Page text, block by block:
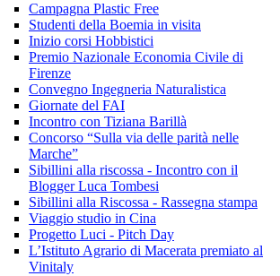
Campagna Plastic Free
Studenti della Boemia in visita
Inizio corsi Hobbistici
Premio Nazionale Economia Civile di
Firenze
Convegno Ingegneria Naturalistica
Giornate del FAI
Incontro con Tiziana Barillà
Concorso “Sulla via delle parità nelle
Marche”
Sibillini alla riscossa - Incontro con il
Blogger Luca Tombesi
Sibillini alla Riscossa - Rassegna stampa
Viaggio studio in Cina
Progetto Luci - Pitch Day
L’Istituto Agrario di Macerata premiato al
Vinitaly